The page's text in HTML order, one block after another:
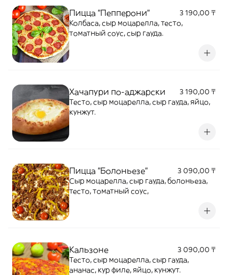
Пицца "Пепперони"
3 190,00 ₸
Колбаса, сыр моцарелла, тесто,
томатный соус, сыр гауда.
Хачапури по-аджарски
3 190,00 ₸
Тесто, сыр моцарелла, сыр гауда, яйцо,
кунжут.
Пицца "Болоньезе"
3 090,00 ₸
Сыр моцарелла, сыр гауда, болоньеза,
тесто, томатный соус,
Кальзоне
3 090,00 ₸
Тесто, сыр моцарелла, сыр гауда,
ананас, кур филе, яйцо, кунжут.